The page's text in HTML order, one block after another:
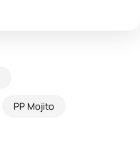
PP Mojito